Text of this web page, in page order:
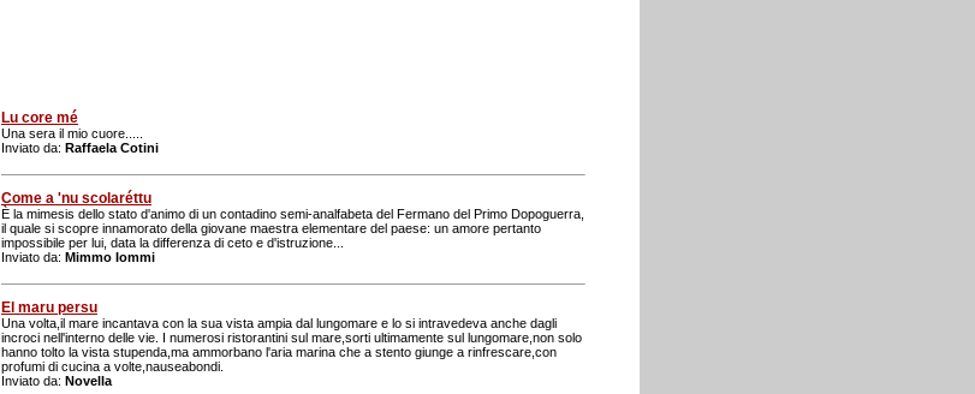
Lu core mé
Una sera il mio cuore.....
Inviato da: Raffaela Cotini
Come a 'nu scolaréttu
È la mimesis dello stato d'animo di un contadino semi-analfabeta del Fermano del Primo Dopoguerra,
il quale si scopre innamorato della giovane maestra elementare del paese: un amore pertanto
impossibile per lui, data la differenza di ceto e d'istruzione...
Inviato da: Mimmo Iommi
El maru persu
Una volta,il mare incantava con la sua vista ampia dal lungomare e lo si intravedeva anche dagli
incroci nell'interno delle vie. I numerosi ristorantini sul mare,sorti ultimamente sul lungomare,non solo
hanno tolto la vista stupenda,ma ammorbano l'aria marina che a stento giunge a rinfrescare,con
profumi di cucina a volte,nauseabondi.
Inviato da: Novella